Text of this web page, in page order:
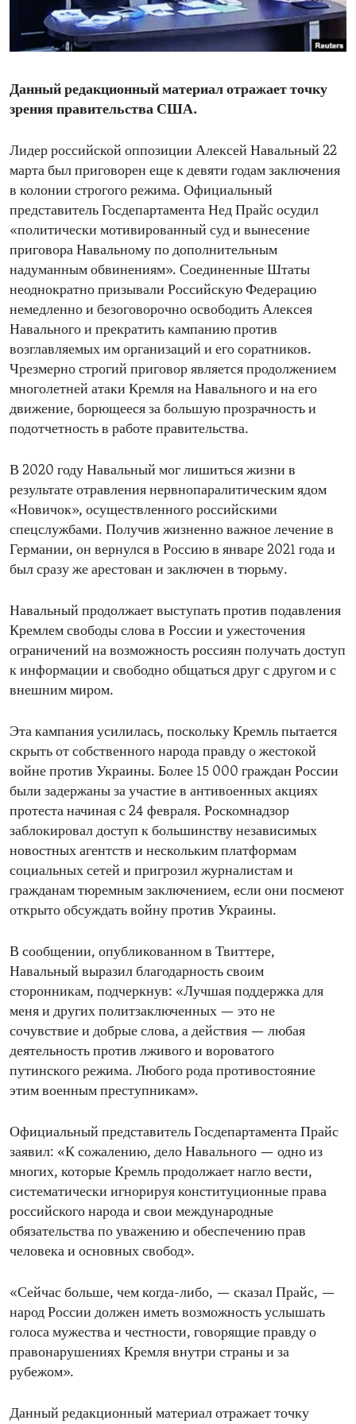
ENVIRONMENT AND HEALTH
IDEALS AND INSTITUTIONS
Данный редакционный материал отражает точку
зрения правительства США.
Лидер российской оппозиции Алексей Навальный 22
марта был приговорен еще к девяти годам заключения
в колонии строгого режима. Официальный
представитель Госдепартамента Нед Прайс осудил
«политически мотивированный суд и вынесение
приговора Навальному по дополнительным
надуманным обвинениям». Соединенные Штаты
неоднократно призывали Российскую Федерацию
немедленно и безоговорочно освободить Алексея
Навального и прекратить кампанию против
возглавляемых им организаций и его соратников.
Чрезмерно строгий приговор является продолжением
многолетней атаки Кремля на Навального и на его
движение, борющееся за большую прозрачность и
подотчетность в работе правительства.
В 2020 году Навальный мог лишиться жизни в
результате отравления нервнопаралитическим ядом
«Новичок», осуществленного российскими
спецслужбами. Получив жизненно важное лечение в
Германии, он вернулся в Россию в январе 2021 года и
был сразу же арестован и заключен в тюрьму.
Навальный продолжает выступать против подавления
Кремлем свободы слова в России и ужесточения
ограничений на возможность россиян получать доступ
к информации и свободно общаться друг с другом и с
внешним миром.
Эта кампания усилилась, поскольку Кремль пытается
скрыть от собственного народа правду о жестокой
войне против Украины. Более 15 000 граждан России
были задержаны за участие в антивоенных акциях
протеста начиная с 24 февраля. Роскомнадзор
заблокировал доступ к большинству независимых
новостных агентств и нескольким платформам
социальных сетей и пригрозил журналистам и
гражданам тюремным заключением, если они посмеют
открыто обсуждать войну против Украины.
В сообщении, опубликованном в Твиттере,
Навальный выразил благодарность своим
сторонникам, подчеркнув: «Лучшая поддержка для
меня и других политзаключенных — это не
сочувствие и добрые слова, а действия — любая
деятельность против лживого и вороватого
путинского режима. Любого рода противостояние
этим военным преступникам».
Официальный представитель Госдепартамента Прайс
заявил: «К сожалению, дело Навального — одно из
многих, которые Кремль продолжает нагло вести,
систематически игнорируя конституционные права
российского народа и свои международные
обязательства по уважению и обеспечению прав
человека и основных свобод».
«Сейчас больше, чем когда-либо, — сказал Прайс, —
народ России должен иметь возможность услышать
голоса мужества и честности, говорящие правду о
правонарушениях Кремля внутри страны и за
рубежом».
Данный редакционный материал отражает точку